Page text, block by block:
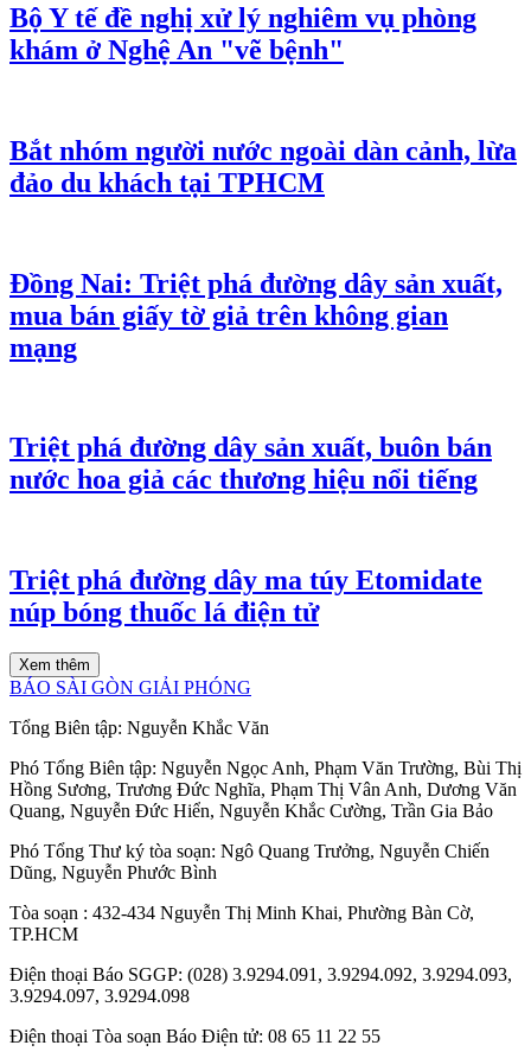
Bộ Y tế đề nghị xử lý nghiêm vụ phòng
khám ở Nghệ An "vẽ bệnh"
Bắt nhóm người nước ngoài dàn cảnh, lừa
đảo du khách tại TPHCM
Đồng Nai: Triệt phá đường dây sản xuất,
mua bán giấy tờ giả trên không gian
mạng
Triệt phá đường dây sản xuất, buôn bán
nước hoa giả các thương hiệu nổi tiếng
Triệt phá đường dây ma túy Etomidate
núp bóng thuốc lá điện tử
Xem thêm
BÁO SÀI GÒN GIẢI PHÓNG
Tổng Biên tập: Nguyễn Khắc Văn
Phó Tổng Biên tập: Nguyễn Ngọc Anh, Phạm Văn Trường, Bùi Thị
Hồng Sương, Trương Đức Nghĩa, Phạm Thị Vân Anh, Dương Văn
Quang, Nguyễn Đức Hiển, Nguyễn Khắc Cường, Trần Gia Bảo
Phó Tổng Thư ký tòa soạn: Ngô Quang Trưởng, Nguyễn Chiến
Dũng, Nguyễn Phước Bình
Tòa soạn : 432-434 Nguyễn Thị Minh Khai, Phường Bàn Cờ,
TP.HCM
Điện thoại Báo SGGP: (028) 3.9294.091, 3.9294.092, 3.9294.093,
3.9294.097, 3.9294.098
Điện thoại Tòa soạn Báo Điện tử: 08 65 11 22 55